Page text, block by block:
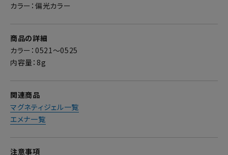
カラー：偏光カラー
商品の詳細
カラー：0521～0525
内容量：8g
関連商品
マグネティジェル一覧
エメナ一覧
注意事項